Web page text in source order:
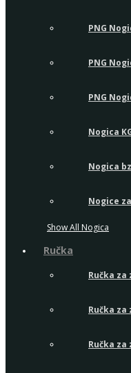
PNG
PNG
PNG
Nogica
Nogica
Nogice
Show All Nogica
Ručka
Ručka za
Ručka za
Ručka za